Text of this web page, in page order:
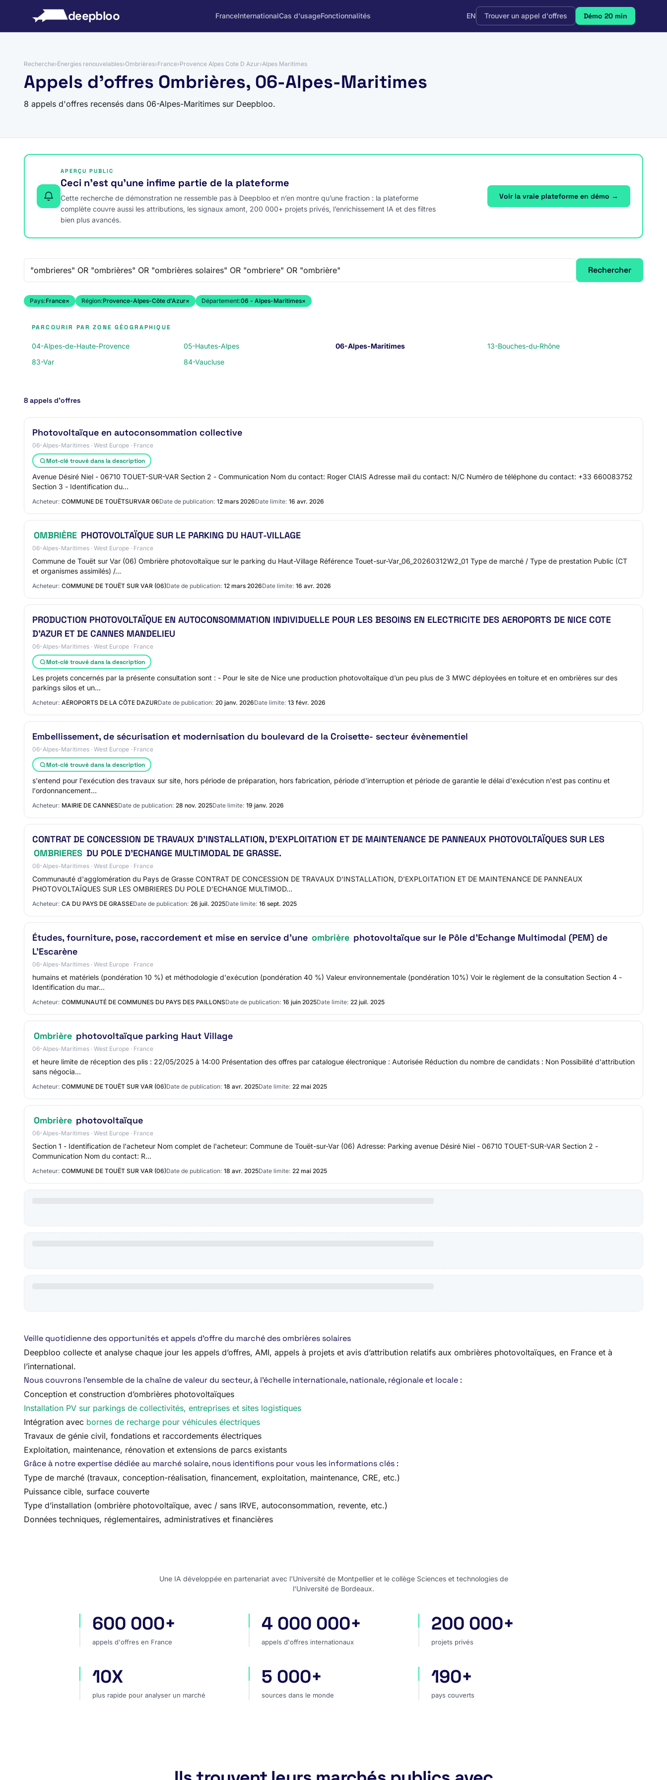
deepbloo FranceInternationalCas d'usageFonctionnalités EN Trouver un appel d'offres Démo 20 min
Recherche›Énergies renouvelables›Ombrières›France›Provence Alpes Cote D Azur›Alpes Maritimes
Appels d'offres Ombrières, 06-Alpes-Maritimes
8 appels d'offres recensés dans 06-Alpes-Maritimes sur Deepbloo.
APERÇU PUBLIC
Ceci n’est qu’une infime partie de la plateforme
Cette recherche de démonstration ne ressemble pas à Deepbloo et n’en montre qu’une fraction : la plateforme
complète couvre aussi les attributions, les signaux amont, 200 000+ projets privés, l’enrichissement IA et des filtres
bien plus avancés.
Voir la vraie plateforme en démo →
Rechercher
Pays:France× Région:Provence-Alpes-Côte d'Azur× Département:06 - Alpes-Maritimes×
PARCOURIR PAR ZONE GÉOGRAPHIQUE
04-Alpes-de-Haute-Provence 05-Hautes-Alpes 06-Alpes-Maritimes
13-Bouches-du-Rhône
83-Var
84-Vaucluse
8 appels d’offres
Photovoltaïque en autoconsommation collective
06-Alpes-Maritimes · West Europe · France
Mot-clé trouvé dans la description
Avenue Désiré Niel - 06710 TOUET-SUR-VAR Section 2 - Communication Nom du contact: Roger CIAIS Adresse mail du contact: N/C Numéro de téléphone du contact: +33 660083752
Section 3 - Identification du…
Acheteur: COMMUNE DE TOUËTSURVAR 06Date de publication: 12 mars 2026Date limite: 16 avr. 2026
OMBRIÈRE PHOTOVOLTAÏQUE SUR LE PARKING DU HAUT-VILLAGE
06-Alpes-Maritimes · West Europe · France
Commune de Touët sur Var (06) Ombrière photovoltaïque sur le parking du Haut-Village Référence Touet-sur-Var_06_20260312W2_01 Type de marché / Type de prestation Public (CT
et organismes assimilés) /…
Acheteur: COMMUNE DE TOUËT SUR VAR (06)Date de publication: 12 mars 2026Date limite: 16 avr. 2026
PRODUCTION PHOTOVOLTAÏQUE EN AUTOCONSOMMATION INDIVIDUELLE POUR LES BESOINS EN ELECTRICITE DES AEROPORTS DE NICE COTE
D'AZUR ET DE CANNES MANDELIEU
06-Alpes-Maritimes · West Europe · France
Mot-clé trouvé dans la description
Les projets concernés par la présente consultation sont : - Pour le site de Nice une production photovoltaïque d’un peu plus de 3 MWC déployées en toiture et en ombrières sur des
parkings silos et un…
Acheteur: AÉROPORTS DE LA CÔTE DAZURDate de publication: 20 janv. 2026Date limite: 13 févr. 2026
Embellissement, de sécurisation et modernisation du boulevard de la Croisette- secteur évènementiel
06-Alpes-Maritimes · West Europe · France
Mot-clé trouvé dans la description
s'entend pour l'exécution des travaux sur site, hors période de préparation, hors fabrication, période d'interruption et période de garantie le délai d'exécution n'est pas continu et
l'ordonnancement…
Acheteur: MAIRIE DE CANNESDate de publication: 28 nov. 2025Date limite: 19 janv. 2026
CONTRAT DE CONCESSION DE TRAVAUX D'INSTALLATION, D'EXPLOITATION ET DE MAINTENANCE DE PANNEAUX PHOTOVOLTAÏQUES SUR LES
OMBRIERES DU POLE D'ECHANGE MULTIMODAL DE GRASSE.
06-Alpes-Maritimes · West Europe · France
Communauté d'agglomération du Pays de Grasse CONTRAT DE CONCESSION DE TRAVAUX D'INSTALLATION, D'EXPLOITATION ET DE MAINTENANCE DE PANNEAUX
PHOTOVOLTAÏQUES SUR LES OMBRIERES DU POLE D'ECHANGE MULTIMOD…
Acheteur: CA DU PAYS DE GRASSEDate de publication: 26 juil. 2025Date limite: 16 sept. 2025
Études, fourniture, pose, raccordement et mise en service d’une ombrière photovoltaïque sur le Pôle d’Echange Multimodal (PEM) de
L’Escarène
06-Alpes-Maritimes · West Europe · France
humains et matériels (pondération 10 %) et méthodologie d'exécution (pondération 40 %) Valeur environnementale (pondération 10%) Voir le règlement de la consultation Section 4 -
Identification du mar…
Acheteur: COMMUNAUTÉ DE COMMUNES DU PAYS DES PAILLONSDate de publication: 16 juin 2025Date limite: 22 juil. 2025
Ombrière photovoltaïque parking Haut Village
06-Alpes-Maritimes · West Europe · France
et heure limite de réception des plis : 22/05/2025 à 14:00 Présentation des offres par catalogue électronique : Autorisée Réduction du nombre de candidats : Non Possibilité d'attribution
sans négocia…
Acheteur: COMMUNE DE TOUËT SUR VAR (06)Date de publication: 18 avr. 2025Date limite: 22 mai 2025
Ombrière photovoltaïque
06-Alpes-Maritimes · West Europe · France
Section 1 - Identification de l'acheteur Nom complet de l'acheteur: Commune de Touët-sur-Var (06) Adresse: Parking avenue Désiré Niel - 06710 TOUET-SUR-VAR Section 2 -
Communication Nom du contact: R…
Acheteur: COMMUNE DE TOUËT SUR VAR (06)Date de publication: 18 avr. 2025Date limite: 22 mai 2025
Veille quotidienne des opportunités et appels d’offre du marché des ombrières solaires
Deepbloo collecte et analyse chaque jour les appels d’offres, AMI, appels à projets et avis d’attribution relatifs aux ombrières photovoltaïques, en France et à
l’international.
Nous couvrons l’ensemble de la chaîne de valeur du secteur, à l’échelle internationale, nationale, régionale et locale :
Conception et construction d’ombrières photovoltaïques
Installation PV sur parkings de collectivités, entreprises et sites logistiques
Intégration avec bornes de recharge pour véhicules électriques
Travaux de génie civil, fondations et raccordements électriques
Exploitation, maintenance, rénovation et extensions de parcs existants
Grâce à notre expertise dédiée au marché solaire, nous identifions pour vous les informations clés :
Type de marché (travaux, conception-réalisation, financement, exploitation, maintenance, CRE, etc.)
Puissance cible, surface couverte
Type d’installation (ombrière photovoltaïque, avec / sans IRVE, autoconsommation, revente, etc.)
Données techniques, réglementaires, administratives et financières
Une IA développée en partenariat avec l'Université de Montpellier et le collège Sciences et technologies de
l'Université de Bordeaux.
appels d'offres en France
600 000+
appels d'offres en France
appels d'offres internationaux
4 000 000+
appels d'offres internationaux
projets privés
200 000+
projets privés
plus rapide pour analyser un marché
10X
plus rapide pour analyser un marché
sources dans le monde
5 000+
sources dans le monde
pays couverts
190+
pays couverts